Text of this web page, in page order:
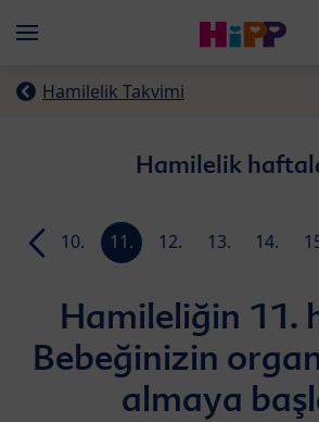
Menü
Hamilelik Takvimi
Hamilelik
9.
10.
11.
12.
13.
14.
Hamileliğin 11.
Bebeğinizin
almaya